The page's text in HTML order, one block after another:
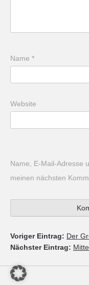
Name *
Website
Name, E-Mail-Adresse
meinen nächsten
Voriger Eintrag: Der
Nächster Eintrag: